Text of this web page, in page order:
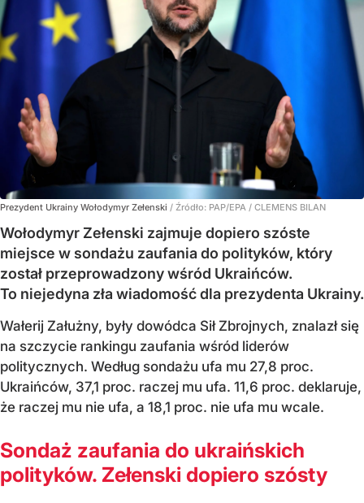
Prezydent Ukrainy Wołodymyr Zełenski / Źródło: PAP/EPA / CLEMENS BILAN
Wołodymyr Zełenski zajmuje dopiero szóste
miejsce w sondażu zaufania do polityków, który
został przeprowadzony wśród Ukraińców.
To niejedyna zła wiadomość dla prezydenta Ukrainy.
Wałerij Załużny, były dowódca Sił Zbrojnych, znalazł się
na szczycie rankingu zaufania wśród liderów
politycznych. Według sondażu ufa mu 27,8 proc.
Ukraińców, 37,1 proc. raczej mu ufa. 11,6 proc. deklaruje,
że raczej mu nie ufa, a 18,1 proc. nie ufa mu wcale.
Sondaż zaufania do ukraińskich
polityków. Zełenski dopiero szósty